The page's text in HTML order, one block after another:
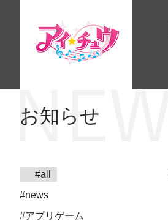
お知らせ
#all
#news
#アプリゲーム